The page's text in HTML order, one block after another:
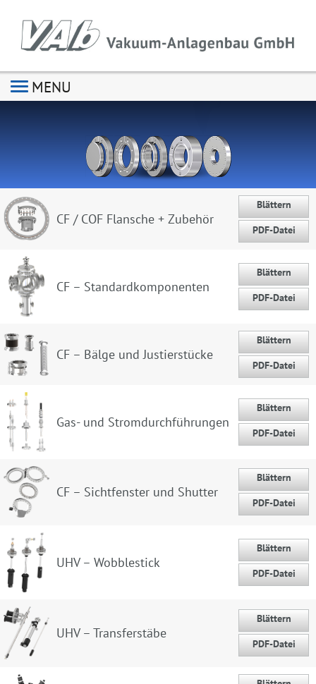
MENU
CF / COF Flansche + Zubehör
Blättern
PDF-Datei
CF – Standardkomponenten
Blättern
PDF-Datei
CF – Bälge und Justierstücke
Blättern
PDF-Datei
Gas- und Stromdurchführungen
Blättern
PDF-Datei
CF – Sichtfenster und Shutter
Blättern
PDF-Datei
UHV – Wobblestick
Blättern
PDF-Datei
UHV – Transferstäbe
Blättern
PDF-Datei